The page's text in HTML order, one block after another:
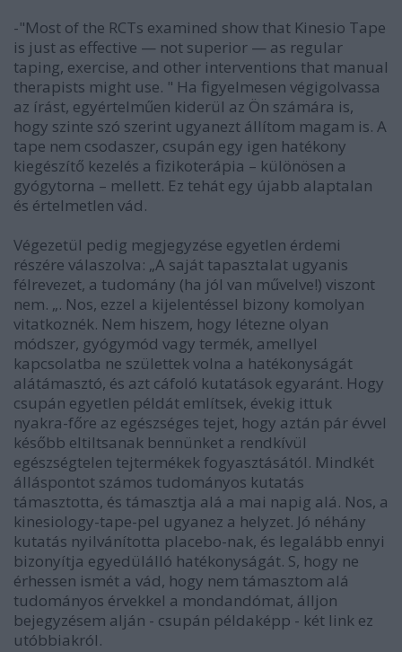
-"Most of the RCTs examined show that Kinesio Tape
is just as effective — not superior — as regular
taping, exercise, and other interventions that manual
therapists might use. " Ha figyelmesen végigolvassa
az írást, egyértelműen kiderül az Ön számára is,
hogy szinte szó szerint ugyanezt állítom magam is. A
tape nem csodaszer, csupán egy igen hatékony
kiegészítő kezelés a fizikoterápia – különösen a
gyógytorna – mellett. Ez tehát egy újabb alaptalan
és értelmetlen vád.
Végezetül pedig megjegyzése egyetlen érdemi
részére válaszolva: „A saját tapasztalat ugyanis
félrevezet, a tudomány (ha jól van művelve!) viszont
nem. „. Nos, ezzel a kijelentéssel bizony komolyan
vitatkoznék. Nem hiszem, hogy létezne olyan
módszer, gyógymód vagy termék, amellyel
kapcsolatba ne születtek volna a hatékonyságát
alátámasztó, és azt cáfoló kutatások egyaránt. Hogy
csupán egyetlen példát említsek, évekig ittuk
nyakra-főre az egészséges tejet, hogy aztán pár évvel
később eltiltsanak bennünket a rendkívül
egészségtelen tejtermékek fogyasztásától. Mindkét
álláspontot számos tudományos kutatás
támasztotta, és támasztja alá a mai napig alá. Nos, a
kinesiology-tape-pel ugyanez a helyzet. Jó néhány
kutatás nyilvánította placebo-nak, és legalább ennyi
bizonyítja egyedülálló hatékonyságát. S, hogy ne
érhessen ismét a vád, hogy nem támasztom alá
tudományos érvekkel a mondandómat, álljon
bejegyzésem alján - csupán példaképp - két link ez
utóbbiakról.